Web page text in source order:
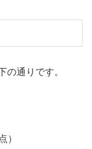
の通りです。
）